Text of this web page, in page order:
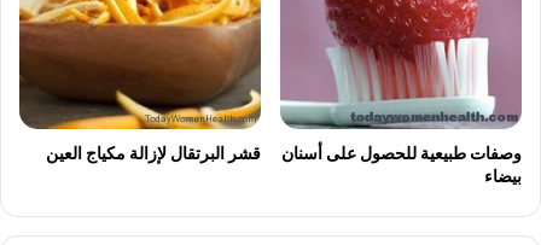
وصفات طبيعية للحصول على أسنان
بيضاء
قشر البرتقال لإزالة مكياج العين